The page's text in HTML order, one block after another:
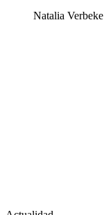
Natalia Verbeke